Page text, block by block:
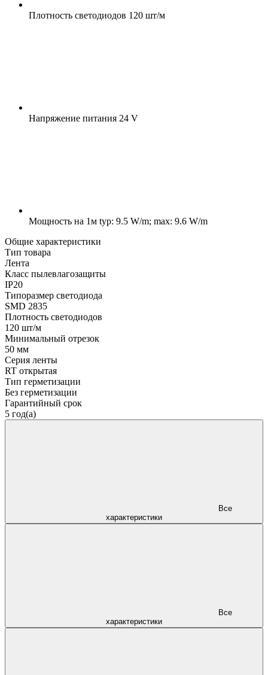
Плотность светодиодов 120 шт/м
Напряжение питания 24 V
Мощность на 1м typ: 9.5 W/m; max: 9.6 W/m
Общие характеристики
Тип товара
Лента
Класс пылевлагозащиты
IP20
Типоразмер светодиода
SMD 2835
Плотность светодиодов
120 шт/м
Минимальный отрезок
50 мм
Серия ленты
RT открытая
Тип герметизации
Без герметизации
Гарантийный срок
5 год(а)
характеристики
характеристики